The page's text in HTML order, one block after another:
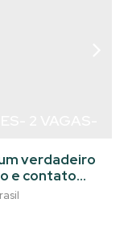
verdadeiro
e contato